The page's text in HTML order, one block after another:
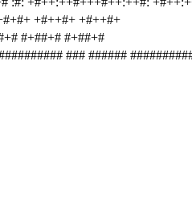
+#++#+ +#++#+
#+##+# #+##+#
### ######